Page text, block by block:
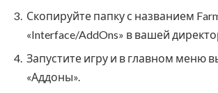
Скопируйте папку с названием
«Interface/AddOns» в вашей
Запустите игру и в главном меню
«Аддоны».